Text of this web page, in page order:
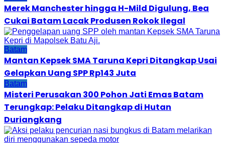
Merek Manchester hingga H-Mild Digulung, Bea
Cukai Batam Lacak Produsen Rokok Ilegal
Batam
Mantan Kepsek SMA Taruna Kepri Ditangkap Usai
Gelapkan Uang SPP Rp143 Juta
Batam
Misteri Perusakan 300 Pohon Jati Emas Batam
Terungkap: Pelaku Ditangkap di Hutan
Duriangkang